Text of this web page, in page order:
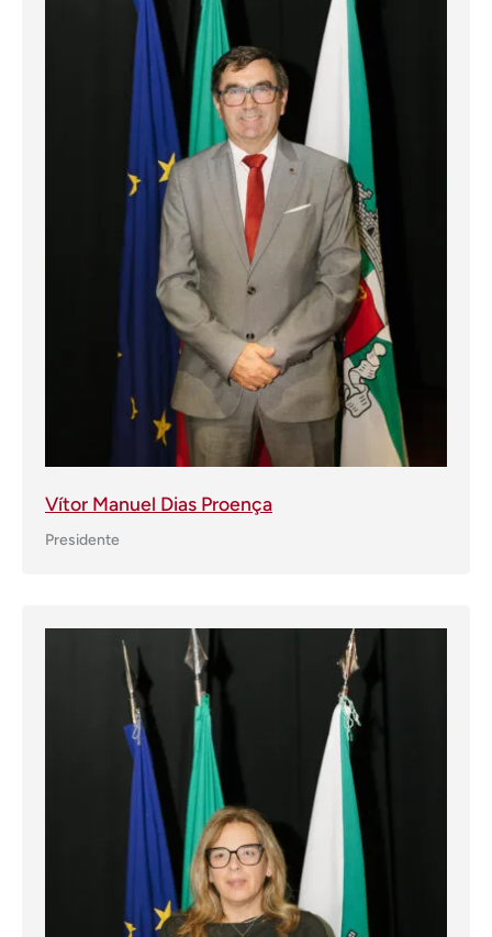
Vítor Manuel Dias Proença
Presidente